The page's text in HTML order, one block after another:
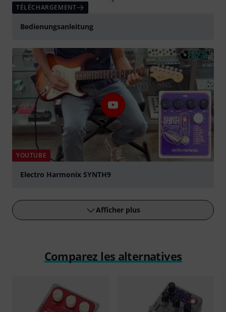
TÉLÉCHARGEMENT
Bedienungsanleitung
YOUTUBE
Electro Harmonix SYNTH9
Afficher plus
Comparez les alternatives